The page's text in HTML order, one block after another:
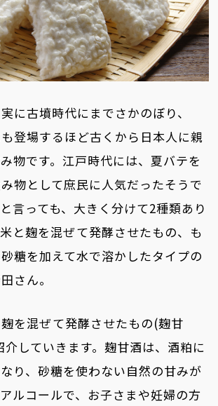
に古墳時代にまでさかのぼり、
も登場するほど古くから日本人に親
物です。江戸時代には、夏バテを
物として庶民に人気だったそうで
言っても、大きく分けて2種類あり
と麹を混ぜて発酵させたもの、も
糖を加えて水で溶かしたタイプの
さん。
を混ぜて発酵させたもの(麹甘
していきます。麹甘酒は、酒粕に
り、砂糖を使わない自然の甘みが
ルコールで、お子さまや妊婦の方